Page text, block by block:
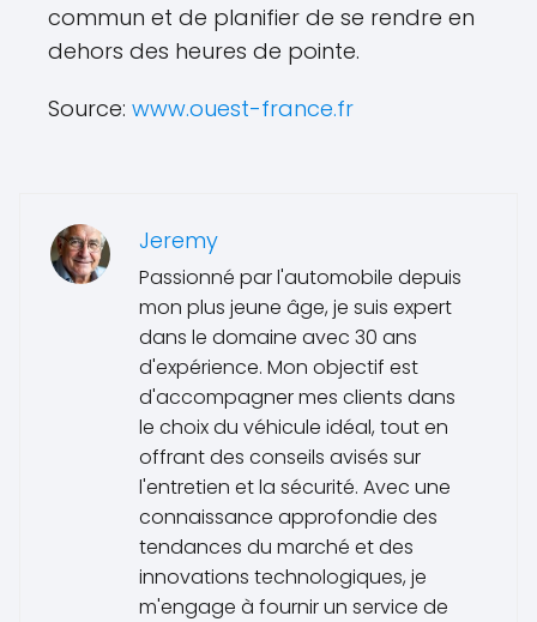
commun et de planifier de se rendre en
dehors des heures de pointe.
Source: www.ouest-france.fr
Jeremy
Passionné par l'automobile depuis
mon plus jeune âge, je suis expert
dans le domaine avec 30 ans
d'expérience. Mon objectif est
d'accompagner mes clients dans
le choix du véhicule idéal, tout en
offrant des conseils avisés sur
l'entretien et la sécurité. Avec une
connaissance approfondie des
tendances du marché et des
innovations technologiques, je
m'engage à fournir un service de